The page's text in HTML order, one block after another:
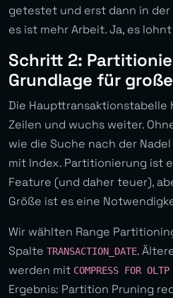
getestet und erst dann in
es ist mehr Arbeit. Ja, es
Schritt 2:
Grundlage für
Die Haupttransaktionstabelle
Zeilen und wuchs weiter.
wie die Suche nach der
mit Index. Partitionierung ist
Feature (und daher teuer),
Größe ist es eine
Wir wählten Range
Spalte TRANSACTION_DATE.
werden mit COMPRESS FOR OLTP
Ergebnis: Partition Pruning